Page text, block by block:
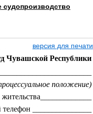
судопроизводство
версия для печати
Чувашской Республики
положение)
_______________